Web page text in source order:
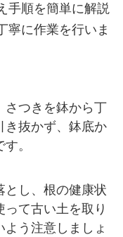
手順を簡単に解説
寧に作業を行いま
さつきを鉢から丁
き抜かず、鉢底か
。
とし、根の健康状
て古い土を取り
う注意しましょ